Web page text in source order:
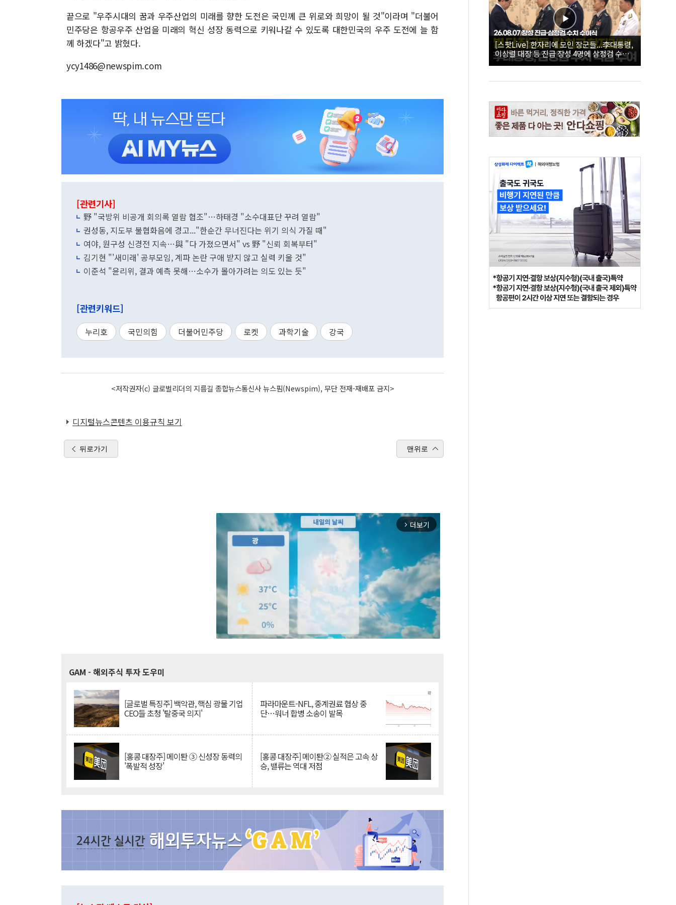
끝으로 "우주시대의 꿈과 우주산업의 미래를 향한 도전은 국민께 큰 위로와 희망이 될 것"이라며 "더불어
민주당은 항공우주 산업을 미래의 혁신 성장 동력으로 키워나갈 수 있도록 대한민국의 우주 도전에 늘 함
께 하겠다"고 밝혔다.
ycy1486@newspim.com
[관련기사]
野 "국방위 비공개 회의록 열람 협조"…하태경 "소수대표단 꾸려 열람"
권성동, 지도부 불협화음에 경고..."한순간 무너진다는 위기 의식 가질 때"
여야, 원구성 신경전 지속…與 "다 가졌으면서" vs 野 "신뢰 회복부터"
김기현 "'새미래' 공부모임, 계파 논란 구애 받지 않고 실력 키울 것"
이준석 "윤리위, 결과 예측 못해…소수가 몰아가려는 의도 있는 듯"
[관련키워드]
누리호 국민의힘 더불어민주당 로켓 과학기술 강국
<저작권자(c) 글로벌리더의 지름길 종합뉴스통신사 뉴스핌(Newspim), 무단 전재-재배포 금지>
디지털뉴스콘텐츠 이용규칙 보기
뒤로가기 맨위로
arrow_forward_ios 더보기
GAM - 해외주식 투자 도우미
[글로벌 특징주] 백악관, 핵심 광물 기업
CEO들 초청 '탈중국 의지'
파라마운트-NFL, 중계권료 협상 중
단…워너 합병 소송이 발목
[홍콩 대장주] 메이퇀 ③ 신성장 동력의
'폭발적 성장'
[홍콩 대장주] 메이퇀② 실적은 고속 상
승, 밸류는 역대 저점
[스팟Live] 한자리에 모인 장군들...李대통령,
이상렬 대장 등 진급 장성 4명에 삼정검 수치
직접 수여｜26.08.07 장성 진급·삼정검 수치